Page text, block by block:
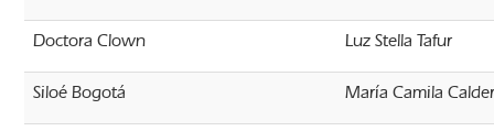
Doctora Clown Luz Stella Tafur
Siloé Bogotá María Camila